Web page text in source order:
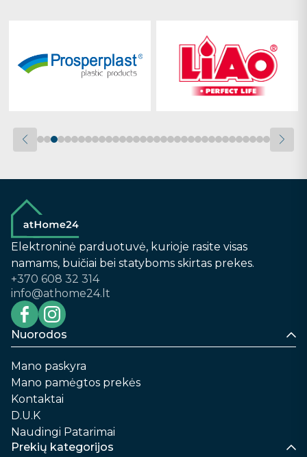
Elektroninė parduotuvė, kurioje rasite visas
namams, buičiai bei statyboms skirtas prekes.
+370 608 32 314
info@athome24.lt
Nuorodos
Mano paskyra
Mano pamėgtos prekės
Kontaktai
D.U.K
Naudingi Patarimai
Prekių kategorijos